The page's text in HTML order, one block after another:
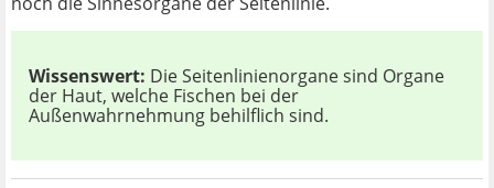
Wissenswert: Die Seitenlinienorgane sind Organe
der Haut, welche Fischen bei der
Außenwahrnehmung behilflich sind.